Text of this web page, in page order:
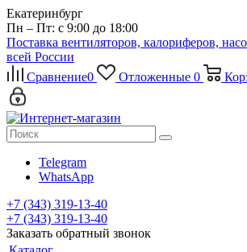
Екатеринбург
Пн – Пт: с 9:00 до 18:00
Поставка вентиляторов, калориферов,
всей России
Сравнение0 Отложенные 0
Telegram
WhatsApp
+7 (343) 319-13-40
+7 (343) 319-13-40
Заказать обратный звонок